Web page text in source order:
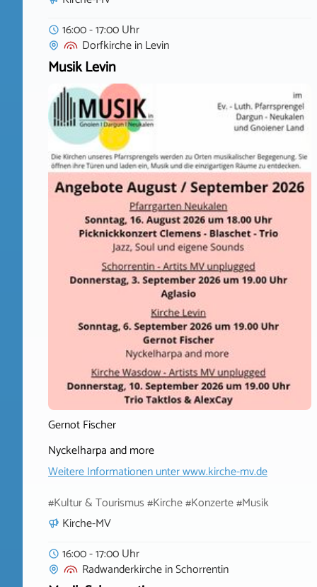
16:00 - 17:00 Uhr
DorfkircheinLevin
Musik Levin
Gernot Fischer
Nyckelharpa and more
Weitere Informationen unterwww.kirche-mv.de
#Kultur & Tourismus #Kirche #Konzerte #Musik
Kirche-MV
16:00 - 17:00 Uhr
RadwanderkircheinSchorrentin